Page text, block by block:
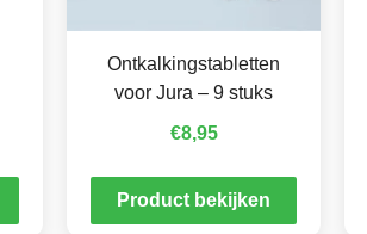
Ontkalkingstabletten
voor Jura – 9 stuks
€8,95
Product bekijken